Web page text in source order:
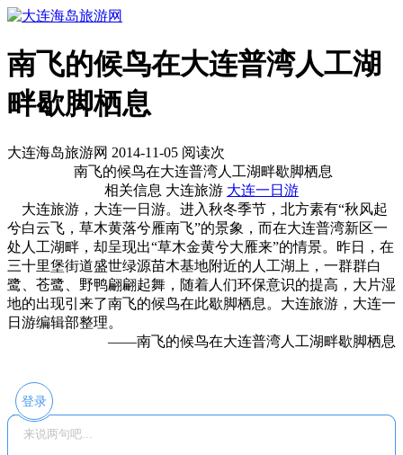
南飞的候鸟在大连普湾人工湖
畔歇脚栖息
大连海岛旅游网 2014-11-05 阅读次
南飞的候鸟在大连普湾人工湖畔歇脚栖息
相关信息 大连旅游 大连一日游
大连旅游，大连一日游。进入秋冬季节，北方素有“秋风起
兮白云飞，草木黄落兮雁南飞”的景象，而在大连普湾新区一
处人工湖畔，却呈现出“草木金黄兮大雁来”的情景。昨日，在
三十里堡街道盛世绿源苗木基地附近的人工湖上，一群群白
鹭、苍鹭、野鸭翩翩起舞，随着人们环保意识的提高，大片湿
地的出现引来了南飞的候鸟在此歇脚栖息。大连旅游，大连一
日游编辑部整理。
——南飞的候鸟在大连普湾人工湖畔歇脚栖息
登录